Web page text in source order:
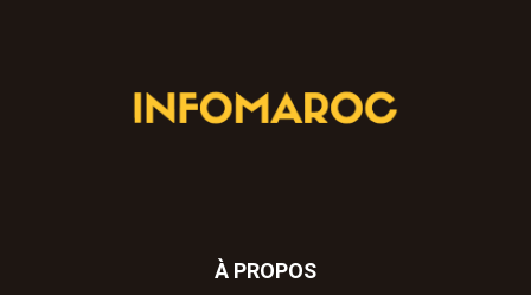
À PROPOS